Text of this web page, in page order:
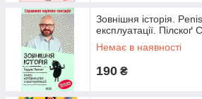
Зовнішня історія.
експлуатації. Пілскоґ
Немає в наявності
190 ₴